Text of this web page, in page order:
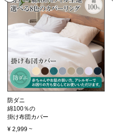
防ダニ
綿100％の
掛け布団カバー
¥ 2,999 ~